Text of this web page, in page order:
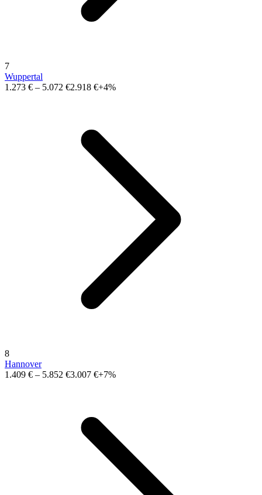
7
Wuppertal
1.273 € – 5.072 €2.918 €+4%
8
Hannover
1.409 € – 5.852 €3.007 €+7%